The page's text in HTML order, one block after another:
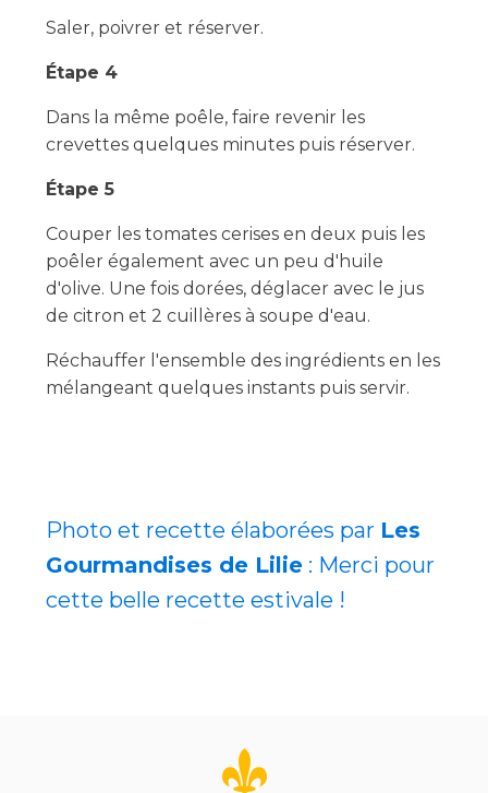
Saler, poivrer et réserver.
Étape 4
Dans la même poêle, faire revenir les
crevettes quelques minutes puis réserver.
Étape 5
Couper les tomates cerises en deux puis les
poêler également avec un peu d'huile
d'olive. Une fois dorées, déglacer avec le jus
de citron et 2 cuillères à soupe d'eau.
Réchauffer l'ensemble des ingrédients en les
mélangeant quelques instants puis servir.
Photo et recette élaborées par Les
Gourmandises de Lilie : Merci pour
cette belle recette estivale !